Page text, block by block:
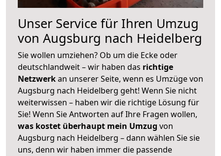
Unser Service für Ihren Umzug
von Augsburg nach Heidelberg
Sie wollen umziehen? Ob um die Ecke oder
deutschlandweit – wir haben das richtige
Netzwerkan unserer Seite, wenn es Umzüge von
Augsburg nach Heidelberg geht! Wenn Sie nicht
weiterwissen – haben wir die richtige Lösung für
Sie! Wenn Sie Antworten auf Ihre Fragen wollen,
was kostet überhaupt mein Umzug von
Augsburg nach Heidelberg – dann wählen Sie sie
uns, denn wir haben immer die passende